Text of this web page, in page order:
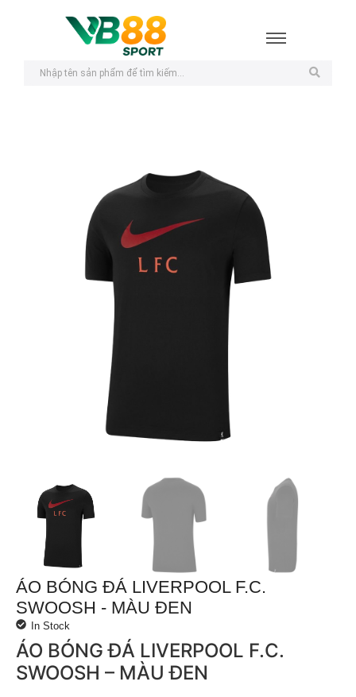
ÁO BÓNG ĐÁ LIVERPOOL F.C.
SWOOSH - MÀU ĐEN
In Stock
ÁO BÓNG ĐÁ LIVERPOOL F.C.
SWOOSH – MÀU ĐEN